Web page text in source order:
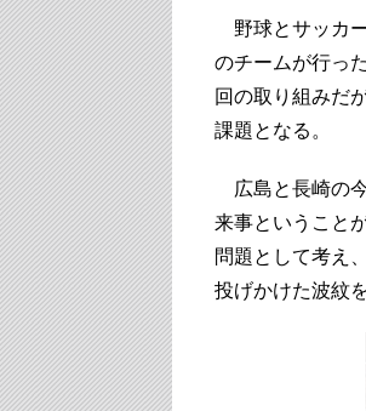
野球とサッカ
のチームが行っ
回の取り組みだ
課題となる。
広島と長崎の
来事ということ
問題として考え
投げかけた波紋